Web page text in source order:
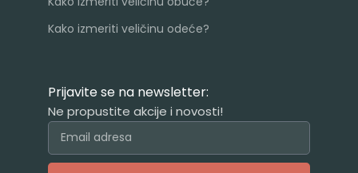
Kako izmeriti veličinu odeće?
Prijavite se na newsletter:
Ne propustite akcije i novosti!